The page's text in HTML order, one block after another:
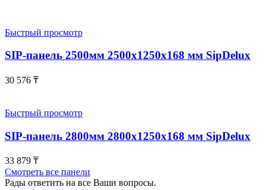
Быстрый просмотр
SIP-панель 2500мм 2500x1250x168 мм SipDelux
30 576 ₸
Быстрый просмотр
SIP-панель 2800мм 2800x1250x168 мм SipDelux
33 879 ₸
Смотреть все панели
Рады ответить на все Ваши вопросы.